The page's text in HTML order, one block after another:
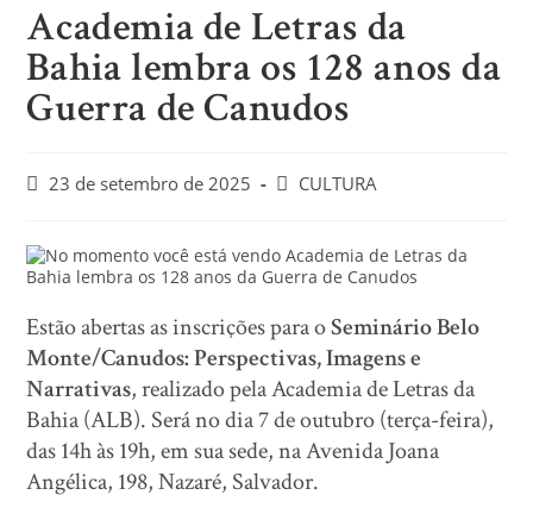
Academia de Letras da
Bahia lembra os 128 anos da
Guerra de Canudos
23 de setembro de 2025 CULTURA
Estão abertas as inscrições para oSeminárioBelo
Monte/Canudos: Perspectivas, Imagens e
Narrativas, realizado pela Academia de Letras da
Bahia (ALB). Será no dia 7 de outubro (terça-feira),
das 14h às 19h, em sua sede, na Avenida Joana
Angélica, 198, Nazaré, Salvador.